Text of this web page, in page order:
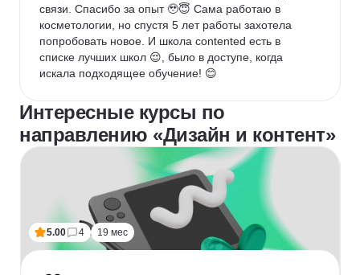
связи. Спасибо за опыт 🥹😇 Сама работаю в
косметологии, но спустя 5 лет работы захотела
попробовать новое. И школа contented есть в
списке лучших школ 😌, было в доступе, когда
искала подходящее обучение! 😊
Интересные курсы по
направлению «Дизайн и контент»
5.00 4 19 мес